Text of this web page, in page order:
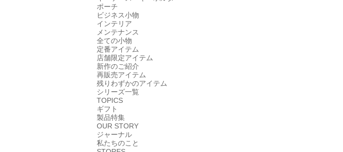
ポーチ
ビジネス小物
インテリア
メンテナンス
全ての小物
定番アイテム
店舗限定アイテム
新作のご紹介
再販売アイテム
残りわずかのアイテム
シリーズ一覧
TOPICS
ギフト
製品特集
OUR STORY
ジャーナル
私たちのこと